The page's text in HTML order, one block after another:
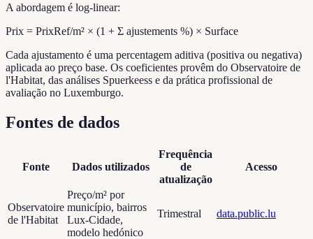
A abordagem é log-linear:
Prix = PrixRef/m² × (1 + Σ ajustements %) × Surface
Cada ajustamento é uma percentagem aditiva (positiva ou negativa)
aplicada ao preço base. Os coeficientes provêm do Observatoire de
l'Habitat, das análises Spuerkeess e da prática profissional de
avaliação no Luxemburgo.
Fontes de dados
Fonte Dados utilizados
Frequência
de
atualização
Acesso
Observatoire
de l'Habitat
Preço/m² por
município, bairros
Lux-Cidade,
modelo hedónico
Trimestral data.public.lu